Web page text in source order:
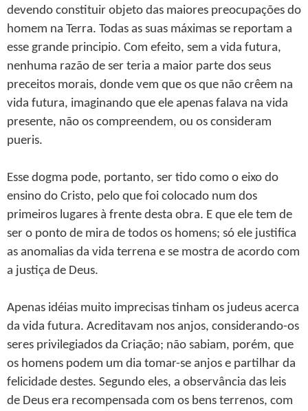
devendo constituir objeto das maiores preocupações do
homem na Terra. Todas as suas máximas se reportam a
esse grande principio. Com efeito, sem a vida futura,
nenhuma razão de ser teria a maior parte dos seus
preceitos morais, donde vem que os que não crêem na
vida futura, imaginando que ele apenas falava na vida
presente, não os compreendem, ou os consideram
pueris.
Esse dogma pode, portanto, ser tido como o eixo do
ensino do Cristo, pelo que foi colocado num dos
primeiros lugares à frente desta obra. E que ele tem de
ser o ponto de mira de todos os homens; só ele justifica
as anomalias da vida terrena e se mostra de acordo com
a justiça de Deus.
Apenas idéias muito imprecisas tinham os judeus acerca
da vida futura. Acreditavam nos anjos, considerando-os
seres privilegiados da Criação; não sabiam, porém, que
os homens podem um dia tomar-se anjos e partilhar da
felicidade destes. Segundo eles, a observância das leis
de Deus era recompensada com os bens terrenos, com